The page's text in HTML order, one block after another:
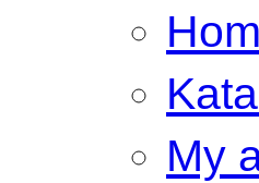
My